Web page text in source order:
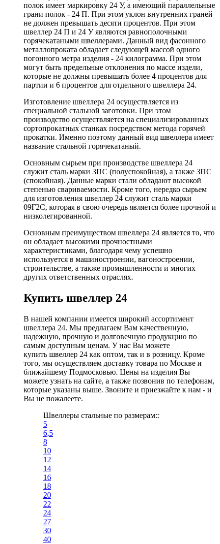
полок имеет маркировку 24 У, а имеющий параллельные
грани полок - 24 П. При этом уклон внутренних граней
не должен превышать десяти процентов. При этом
швеллер 24 П и 24 У являются равнополочными
горячекатаными швеллерами. Данный вид фасонного
металлопроката обладает следующей массой одного
погонного метра изделия - 24 килограмма. При этом
могут быть предельные отклонения по массе издели,
которые не должны превышать более 4 процентов для
партии и 6 процентов для отдельного швеллера 24.
Изготовление швеллера 24 осуществляется из
специальной стальной заготовки. При этом
производство осуществляется на специализированных
сортопрокатных станках посредством метода горячей
прокатки. Именно поэтому данный вид швеллера имеет
название стальной горячекатаный.
Основным сырьем при производстве швеллера 24
служит сталь марки 3ПС (полуспокойная), а также 3ПС
(спокойная). Данные марки стали обладают высокой
степенью свариваемости. Кроме того, нередко сырьем
для изготовления швеллер 24 служит сталь марки
09Г2С, которая в свою очередь является более прочной и
низколегированной.
Основным преимуществом швеллера 24 является то, что
он обладает высокими прочностными
характеристиками, благодаря чему успешно
используется в машиностроении, вагоностроении,
строительстве, а также промышленности и многих
других ответственных отраслях.
Купить швеллер 24
В нашей компании имеется широкий ассортимент
швеллера 24. Мы предлагаем Вам качественную,
надежную, прочную и долговечную продукцию по
самым доступным ценам. У нас Вы можете
купить швеллер 24 как оптом, так и в розницу. Кроме
того, мы осуществляем доставку товара по Москве и
ближайшему Подмосковью. Цены на изделия Вы
можете узнать на сайте, а также позвонив по телефонам,
которые указаны выше. Звоните и приезжайте к нам - и
Вы не пожалеете.
Швеллеры стальные по размерам::
5
6,5
8
10
12
14
16
18
20
22
24
27
30
40